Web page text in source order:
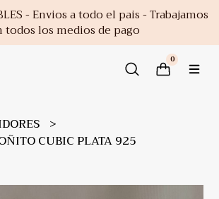
- Envios a todo el pais - Trabajamos
todos los medios de pago
0
CUBIC PLATA 925